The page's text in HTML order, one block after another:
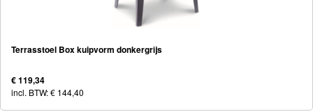
Terrasstoel Box kuipvorm donkergrijs
€ 119,34
incl. BTW: € 144,40